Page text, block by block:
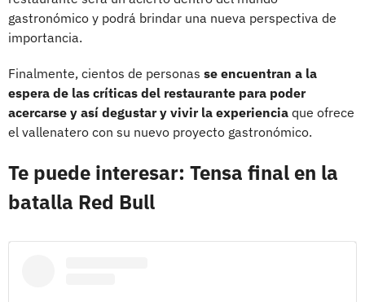
gastronómico y podrá brindar una nueva perspectiva de
importancia.
Finalmente, cientos de personas se encuentran a la
espera de las críticas del restaurante para poder
acercarse y así degustar y vivir la experiencia que ofrece
el vallenatero con su nuevo proyecto gastronómico.
Te puede interesar: Tensa final en la
batalla Red Bull